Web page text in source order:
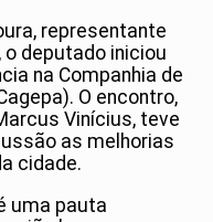
representante
deputado iniciou
na Companhia de
O encontro,
Vinícius, teve
as melhorias
cidade.
uma pauta